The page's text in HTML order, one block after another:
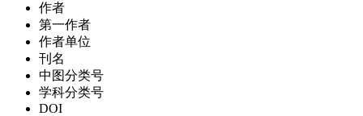
作者
第一作者
作者单位
刊名
中图分类号
学科分类号
DOI